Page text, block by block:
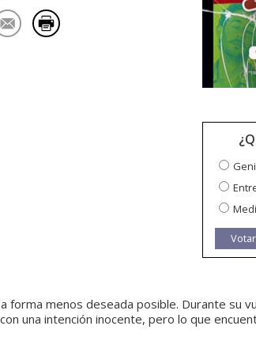
Votar
forma menos deseada posible. Durante su
una intención inocente, pero lo que